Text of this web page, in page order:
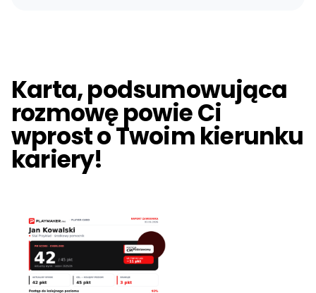
Karta, podsumowująca
rozmowę powie Ci
wprost o Twoim kierunku
kariery!